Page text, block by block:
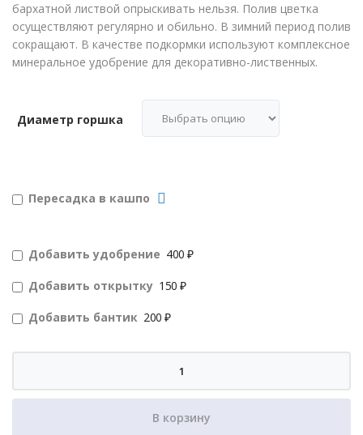
бархатной листвой опрыскивать нельзя. Полив цветка
осуществляют регулярно и обильно. В зимний период полив
сокращают. В качестве подкормки используют комплексное
минеральное удобрение для декоративно-лиственных.
Диаметр горшка
Пересадка в кашпо
Добавить удобрение 400 ₽
Добавить открытку 150 ₽
Добавить бантик 200 ₽
Калатея
В корзину